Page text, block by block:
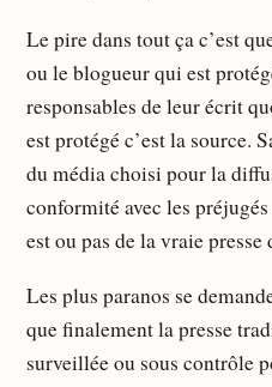
Le pire dans tout ça c’est
ou le blogueur qui est
responsables de leur écrit
est protégé c’est la source.
du média choisi pour la
conformité avec les
est ou pas de la vraie
Les plus paranos se
que finalement la presse
surveillée ou sous contrôle